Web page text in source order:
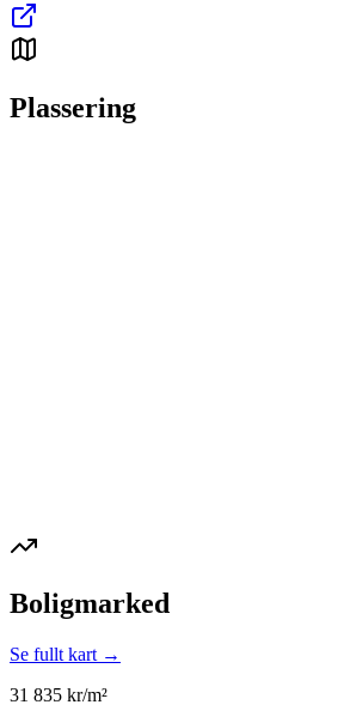
Plassering
Boligmarked
Se fullt kart →
31 835 kr/m²